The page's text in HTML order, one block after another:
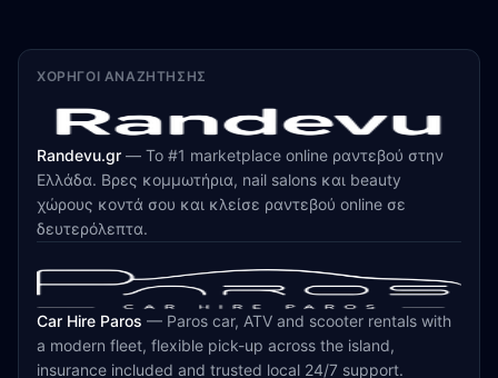
ΧΟΡΗΓΟΊ ΑΝΑΖΉΤΗΣΗΣ
Randevu.gr — Το #1 marketplace online ραντεβού στην
Ελλάδα. Βρες κομμωτήρια, nail salons και beauty
χώρους κοντά σου και κλείσε ραντεβού online σε
δευτερόλεπτα.
Car Hire Paros — Paros car, ATV and scooter rentals with
a modern fleet, flexible pick-up across the island,
insurance included and trusted local 24/7 support.